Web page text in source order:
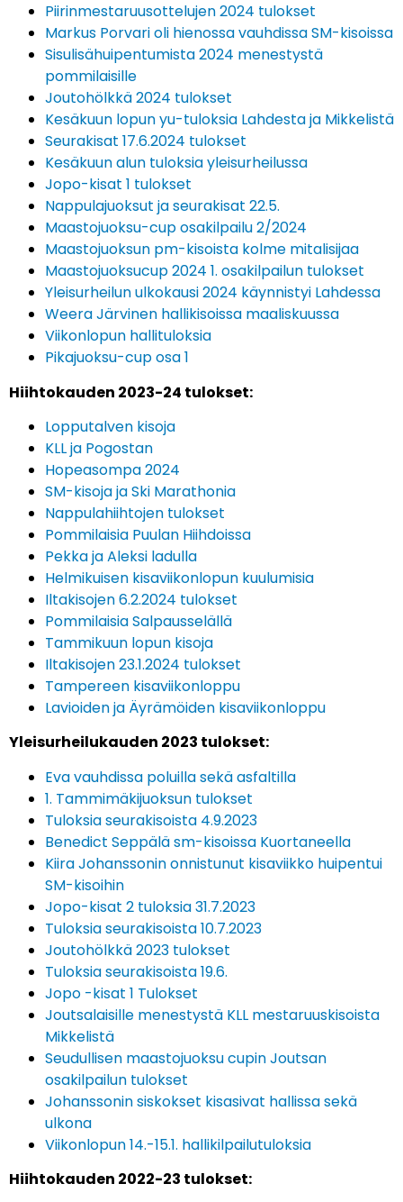
Piirinmestaruusottelujen 2024 tulokset
Markus Porvari oli hienossa vauhdissa SM-kisoissa
Sisulisähuipentumista 2024 menestystä
pommilaisille
Joutohölkkä 2024 tulokset
Kesäkuun lopun yu-tuloksia Lahdesta ja Mikkelistä
Seurakisat 17.6.2024 tulokset
Kesäkuun alun tuloksia yleisurheilussa
Jopo-kisat 1 tulokset
Nappulajuoksut ja seurakisat 22.5.
Maastojuoksu-cup osakilpailu 2/2024
Maastojuoksun pm-kisoista kolme mitalisijaa
Maastojuoksucup 2024 1. osakilpailun tulokset
Yleisurheilun ulkokausi 2024 käynnistyi Lahdessa
Weera Järvinen hallikisoissa maaliskuussa
Viikonlopun hallituloksia
Pikajuoksu-cup osa 1
Hiihtokauden 2023-24 tulokset:
Lopputalven kisoja
KLL ja Pogostan
Hopeasompa 2024
SM-kisoja ja Ski Marathonia
Nappulahiihtojen tulokset
Pommilaisia Puulan Hiihdoissa
Pekka ja Aleksi ladulla
Helmikuisen kisaviikonlopun kuulumisia
Iltakisojen 6.2.2024 tulokset
Pommilaisia Salpausselällä
Tammikuun lopun kisoja
Iltakisojen 23.1.2024 tulokset
Tampereen kisaviikonloppu
Lavioiden ja Äyrämöiden kisaviikonloppu
Yleisurheilukauden 2023 tulokset:
Eva vauhdissa poluilla sekä asfaltilla
1. Tammimäkijuoksun tulokset
Tuloksia seurakisoista 4.9.2023
Benedict Seppälä sm-kisoissa Kuortaneella
Kiira Johanssonin onnistunut kisaviikko huipentui
SM-kisoihin
Jopo-kisat 2 tuloksia 31.7.2023
Tuloksia seurakisoista 10.7.2023
Joutohölkkä 2023 tulokset
Tuloksia seurakisoista 19.6.
Jopo -kisat 1 Tulokset
Joutsalaisille menestystä KLL mestaruuskisoista
Mikkelistä
Seudullisen maastojuoksu cupin Joutsan
osakilpailun tulokset
Johanssonin siskokset kisasivat hallissa sekä
ulkona
Viikonlopun 14.-15.1. hallikilpailutuloksia
Hiihtokauden 2022-23 tulokset: